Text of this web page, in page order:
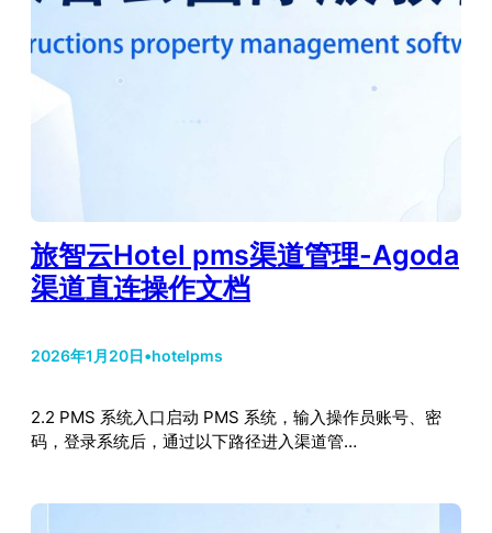
旅智云Hotel pms渠道管理-Agoda
渠道直连操作文档
2026年1月20日•hotelpms
2.2 PMS 系统入口启动 PMS 系统，输入操作员账号、密
码，登录系统后，通过以下路径进入渠道管…